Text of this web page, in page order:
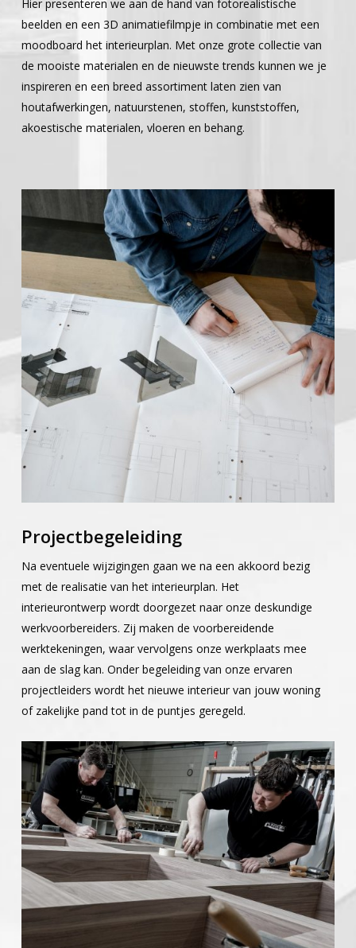
Hier presenteren we aan de hand van fotorealistische
beelden en een 3D animatiefilmpje in combinatie met een
moodboard het interieurplan. Met onze grote collectie van
de mooiste materialen en de nieuwste trends kunnen we je
inspireren en een breed assortiment laten zien van
houtafwerkingen, natuurstenen, stoffen, kunststoffen,
akoestische materialen, vloeren en behang.
Projectbegeleiding
Na eventuele wijzigingen gaan we na een akkoord bezig
met de realisatie van het interieurplan. Het
interieurontwerp wordt doorgezet naar onze deskundige
werkvoorbereiders. Zij maken de voorbereidende
werktekeningen, waar vervolgens onze werkplaats mee
aan de slag kan. Onder begeleiding van onze ervaren
projectleiders wordt het nieuwe interieur van jouw woning
of zakelijke pand tot in de puntjes geregeld.